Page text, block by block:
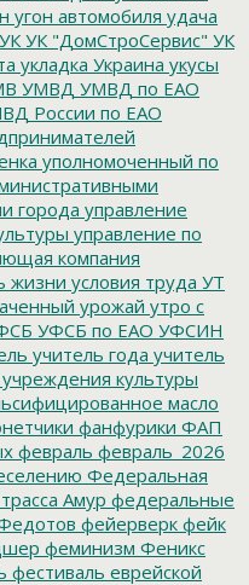
угон автомобиля удача
УК УК "ДомСтроСервис" УК
укладка Украина укусы
УМВД УМВД по ЕАО
России по ЕАО
уполномоченный по
города управление
управление по
компания
жизни условия труда УТ
урожай утро с
УФСБ по ЕАО УФСИН
учитель года учитель
учреждения культуры
масло
фанфурики ФАП
февраль февраль_2026
Федеральная
Амур федеральные
фейерверк фейк
феминизм Феникс
фестиваль еврейской